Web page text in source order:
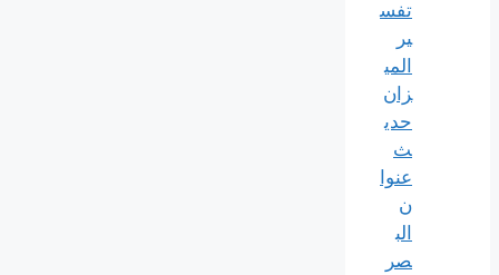
تفس
ير
المي
زان
حدي
ث
عنوا
ن
الب
صر